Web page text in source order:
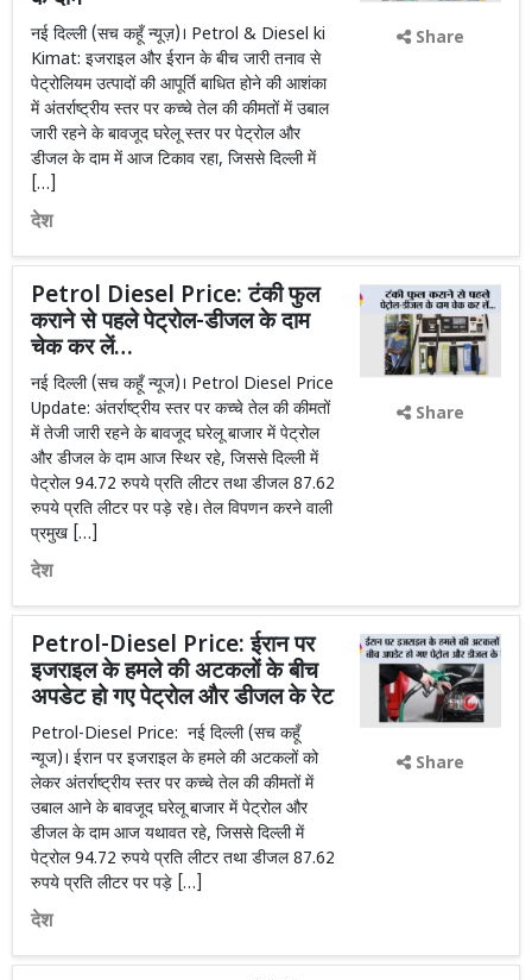
नई दिल्ली (सच कहूँ न्यूज़)। Petrol & Diesel ki
Kimat: इजराइल और ईरान के बीच जारी तनाव से
पेट्रोलियम उत्पादों की आपूर्ति बाधित होने की आशंका
में अंतर्राष्ट्रीय स्तर पर कच्चे तेल की कीमतों में उबाल
जारी रहने के बावजूद घरेलू स्तर पर पेट्रोल और
डीजल के दाम में आज टिकाव रहा, जिससे दिल्ली में
[…]
देश
Share
Petrol Diesel Price: टंकी फुल
कराने से पहले पेट्रोल-डीजल के दाम
चेक कर लें…
नई दिल्ली (सच कहूँ न्यूज)। Petrol Diesel Price
Update: अंतर्राष्ट्रीय स्तर पर कच्चे तेल की कीमतों
में तेजी जारी रहने के बावजूद घरेलू बाजार में पेट्रोल
और डीजल के दाम आज स्थिर रहे, जिससे दिल्ली में
पेट्रोल 94.72 रुपये प्रति लीटर तथा डीजल 87.62
रुपये प्रति लीटर पर पड़े रहे। तेल विपणन करने वाली
प्रमुख […]
देश
Share
Petrol-Diesel Price: ईरान पर
इजराइल के हमले की अटकलों के बीच
अपडेट हो गए पेट्रोल और डीजल के रेट
Petrol-Diesel Price: नई दिल्ली (सच कहूँ
न्यूज)। ईरान पर इजराइल के हमले की अटकलों को
लेकर अंतर्राष्ट्रीय स्तर पर कच्चे तेल की कीमतों में
उबाल आने के बावजूद घरेलू बाजार में पेट्रोल और
डीजल के दाम आज यथावत रहे, जिससे दिल्ली में
पेट्रोल 94.72 रुपये प्रति लीटर तथा डीजल 87.62
रुपये प्रति लीटर पर पड़े […]
देश
Share